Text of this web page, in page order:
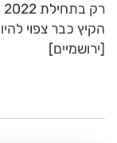
רק בתחילת 2022 היה לנו משהו דומה.
הקיץ כבר צפוי
[ירושמיים]